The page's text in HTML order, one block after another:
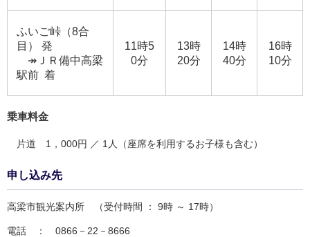
ふいご峠（8合
目） 発
↠ＪＲ備中高梁
駅前 着
11時5
0分
13時
20分
14時
40分
16時
10分
乗車料金
片道 1，000円 ／ 1人（座席を利用するお子様も含む）
申し込み先
高梁市観光案内所 （受付時間 ： 9時 ～ 17時）
電話 ： 0866－22－8666